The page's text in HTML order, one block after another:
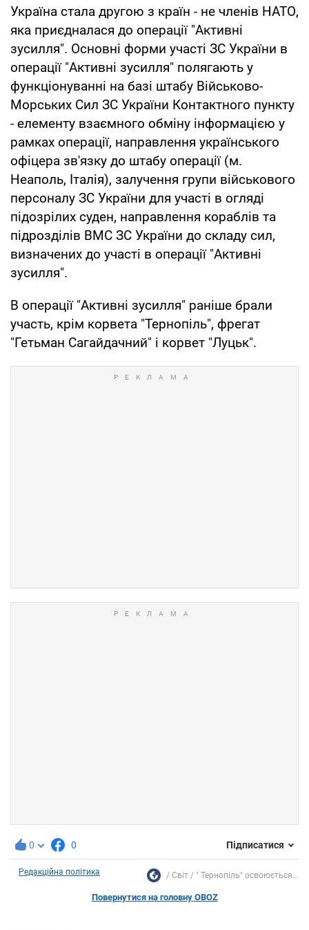
Україна стала другою з країн - не членів НАТО,
яка приєдналася до операції "Активні
зусилля". Основні форми участі ЗС України в
операції "Активні зусилля" полягають у
функціонуванні на базі штабу Військово-
Морських Сил ЗС України Контактного пункту
- елементу взаємного обміну інформацією у
рамках операції, направлення українського
офіцера зв'язку до штабу операції (м.
Неаполь, Італія), залучення групи військового
персоналу ЗС України для участі в огляді
підозрілих суден, направлення кораблів та
підрозділів ВМС ЗС України до складу сил,
визначених до участі в операції "Активні
зусилля".
В операції "Активні зусилля" раніше брали
участь, крім корвета "Тернопіль", фрегат
"Гетьман Сагайдачний" і корвет "Луцьк".
0 0 Підписатися
Редакційна політика Світ " Тернопіль" освоюється...
Повернутися на головну OBOZ